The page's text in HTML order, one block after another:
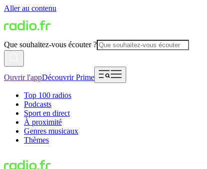
Aller au contenu
Que souhaitez-vous écouter ?
Ouvrir l'appDécouvrir Prime
Top 100 radios
Podcasts
Sport en direct
À proximité
Genres musicaux
Thèmes